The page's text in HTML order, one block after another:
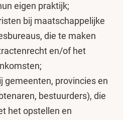
eigen praktijk;
bij maatschappelijke
die te maken
en/of het
gemeenten, provincies en
bestuurders), die
het opstellen en